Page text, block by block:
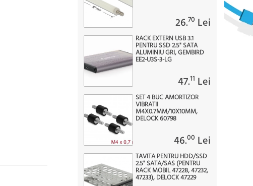
26.70 Lei
RACK EXTERN USB 3.1
PENTRU SSD 2.5" SATA
ALUMINIU GRI, GEMBIRD
EE2-U3S-3-LG
47.11 Lei
SET 4 BUC AMORTIZOR
VIBRATII
M4X0.7MM/10X10MM,
DELOCK 60798
46.00 Lei
TAVITA PENTRU HDD/SSD
2.5" SATA/SAS (PENTRU
RACK MOBIL 47228, 47232,
47233), DELOCK 47229